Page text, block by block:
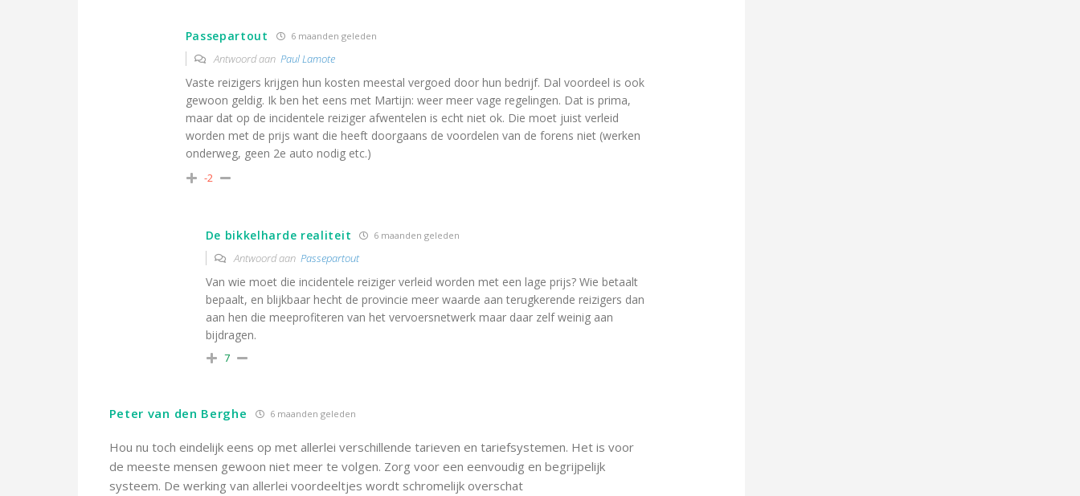
Passepartout 6 maanden geleden
Antwoord aan Paul Lamote
Vaste reizigers krijgen hun kosten meestal vergoed door hun bedrijf. Dal voordeel is ook
gewoon geldig. Ik ben het eens met Martijn: weer meer vage regelingen. Dat is prima,
maar dat op de incidentele reiziger afwentelen is echt niet ok. Die moet juist verleid
worden met de prijs want die heeft doorgaans de voordelen van de forens niet (werken
onderweg, geen 2e auto nodig etc.)
-2
De bikkelharde realiteit 6 maanden geleden
Antwoord aan Passepartout
Van wie moet die incidentele reiziger verleid worden met een lage prijs? Wie betaalt
bepaalt, en blijkbaar hecht de provincie meer waarde aan terugkerende reizigers dan
aan hen die meeprofiteren van het vervoersnetwerk maar daar zelf weinig aan
bijdragen.
7
Peter van den Berghe 6 maanden geleden
Hou nu toch eindelijk eens op met allerlei verschillende tarieven en tariefsystemen. Het is voor
de meeste mensen gewoon niet meer te volgen. Zorg voor een eenvoudig en begrijpelijk
systeem. De werking van allerlei voordeeltjes wordt schromelijk overschat